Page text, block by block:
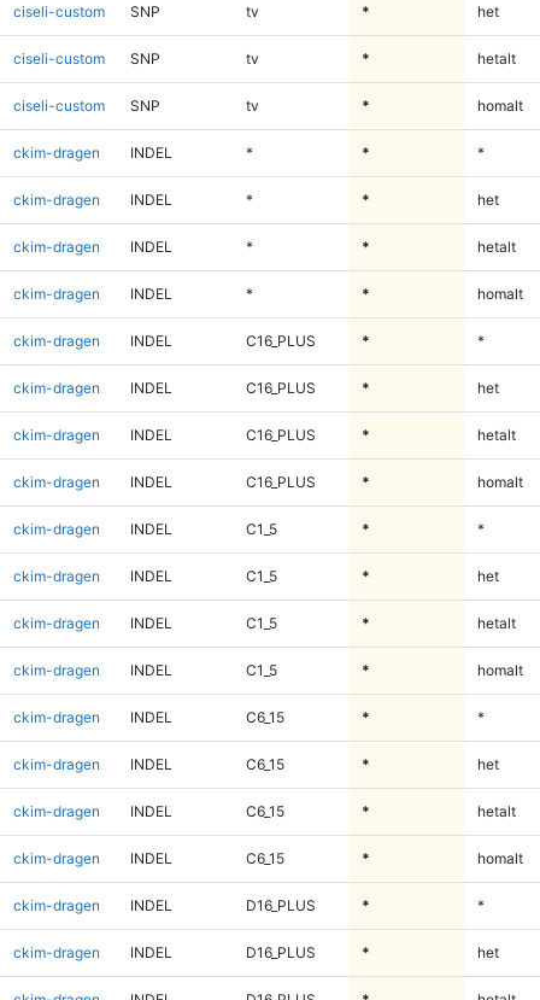
ciseli-custom SNP tv * het
ciseli-custom SNP tv * hetalt
ciseli-custom SNP tv * homalt
ckim-dragen INDEL * * *
ckim-dragen INDEL * * het
ckim-dragen INDEL * * hetalt
ckim-dragen INDEL * * homalt
ckim-dragen INDEL C16_PLUS * *
ckim-dragen INDEL C16_PLUS * het
ckim-dragen INDEL C16_PLUS * hetalt
ckim-dragen INDEL C16_PLUS * homalt
ckim-dragen INDEL C1_5 * *
ckim-dragen INDEL C1_5 * het
ckim-dragen INDEL C1_5 * hetalt
ckim-dragen INDEL C1_5 * homalt
ckim-dragen INDEL C6_15 * *
ckim-dragen INDEL C6_15 * het
ckim-dragen INDEL C6_15 * hetalt
ckim-dragen INDEL C6_15 * homalt
ckim-dragen INDEL D16_PLUS * *
ckim-dragen INDEL D16_PLUS * het